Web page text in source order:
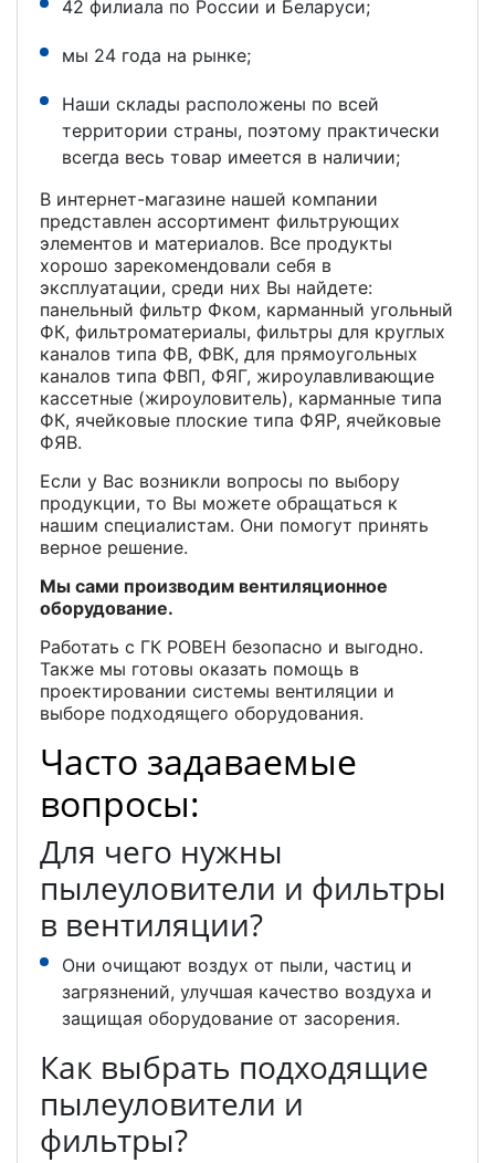
42 филиала по России и Беларуси;
мы 24 года на рынке;
Наши склады расположены по всей
территории страны, поэтому практически
всегда весь товар имеется в наличии;
В интернет-магазине нашей компании
представлен ассортимент фильтрующих
элементов и материалов. Все продукты
хорошо зарекомендовали себя в
эксплуатации, среди них Вы найдете:
панельный фильтр Фком, карманный угольный
ФК, фильтроматериалы, фильтры для круглых
каналов типа ФВ, ФВК, для прямоугольных
каналов типа ФВП, ФЯГ, жироулавливающие
кассетные (жироуловитель), карманные типа
ФК, ячейковые плоские типа ФЯР, ячейковые
ФЯВ.
Если у Вас возникли вопросы по выбору
продукции, то Вы можете обращаться к
нашим специалистам. Они помогут принять
верное решение.
Мы сами производим вентиляционное
оборудование.
Работать с ГК РОВЕН безопасно и выгодно.
Также мы готовы оказать помощь в
проектировании системы вентиляции и
выборе подходящего оборудования.
Часто задаваемые
вопросы:
Для чего нужны
пылеуловители и фильтры
в вентиляции?
Они очищают воздух от пыли, частиц и
загрязнений, улучшая качество воздуха и
защищая оборудование от засорения.
Как выбрать подходящие
пылеуловители и
фильтры?